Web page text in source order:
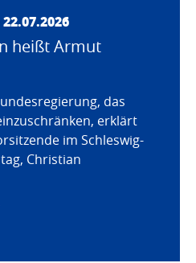
heißt Armut
das
erklärt
im Schleswig-
Christian